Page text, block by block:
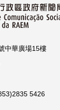
中華廣場15樓
5426